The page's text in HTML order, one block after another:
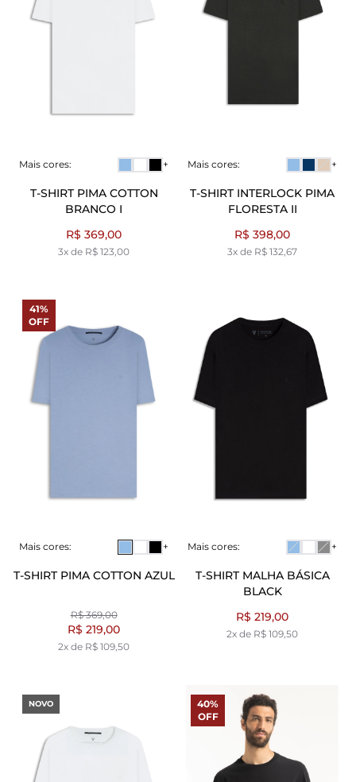
Mais cores: +
T-SHIRT PIMA COTTON
BRANCO I
R$ 369,00
3x de R$ 123,00
Mais cores: +
T-SHIRT INTERLOCK PIMA
FLORESTA II
R$ 398,00
3x de R$ 132,67
Mais cores: +
T-SHIRT PIMA COTTON AZUL
R$ 369,00
R$ 219,00
2x de R$ 109,50
41%
OFF
Mais cores: +
T-SHIRT MALHA BÁSICA
BLACK
R$ 219,00
2x de R$ 109,50
NOVO
40%
OFF